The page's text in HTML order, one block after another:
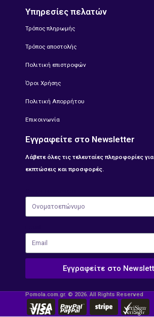
Υπηρεσίες πελατών
Τρόπος πληρωμής
Τρόπος αποστολής
Πολιτική επιστροφών
Όροι Χρήσης
Πολιτική Απορρήτου
Επικοινωνία
Εγγραφείτε στο Newsletter
Λάβετε όλες τις τελευταίες πληροφορίες
εκπτώσεις και προσφορές.
Εγγραφείτε στο
Pomola.com.gr. © 2026. All Rights Reserved